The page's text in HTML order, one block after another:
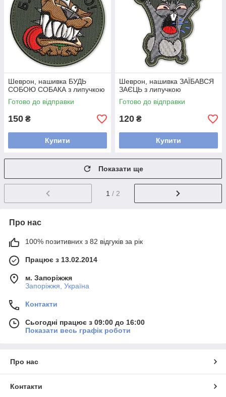
Шеврон, нашивка БУДЬ
СОБОЮ СОБАКА з липучкою
Готово до відправки
150 ₴
Купити
Шеврон, нашивка ЗАЇБАВСЯ
ЗАЄЦЬ з липучкою
Готово до відправки
120 ₴
Купити
Показати ще
1 / 2
Про нас
100% позитивних з 82 відгуків за рік
Працює з 13.02.2014
м. Запоріжжя
Запоріжжя, Україна
Контакти
Сьогодні працює з 09:00 до 16:00
Показати весь графік роботи
Про нас
Контакти